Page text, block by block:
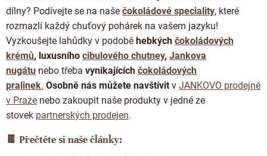
dílny? Podívejte se na naše čokoládové speciality, které
rozmazlí každý chuťový pohárek na vašem jazyku!
Vyzkoušejte lahůdky v podobě hebkých čokoládových
krémů, luxusního cibulového chutney, Jankova
nugátu nebo třeba vynikajících čokoládových
pralinek. Osobně nás můžete navštívit v JANKOVO prodejně
v Praze nebo zakoupit naše produkty v jedné ze
stovek partnerských prodejen.
🍫 Přečtěte si naše články: